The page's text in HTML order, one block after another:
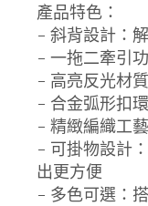
產品特色：
- 斜背設計：
- 一拖二牽引
- 高亮反光材
- 合金弧形扣
- 精緻編織工
- 可掛物設計
出更方便
- 多色可選：